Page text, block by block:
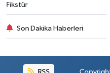
Fikstür
Son Dakika Haberleri